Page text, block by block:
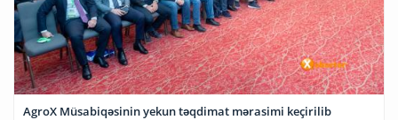
AgroX Müsabiqəsinin yekun təqdimat mərasimi keçirilib